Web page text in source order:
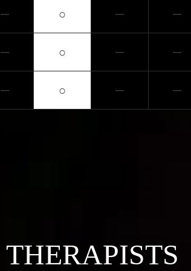
─ ○ ─ ─
─ ○ ─ ─
─ ○ ─ ─
THERAPISTS